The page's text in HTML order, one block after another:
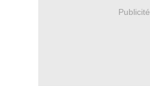
Publicité